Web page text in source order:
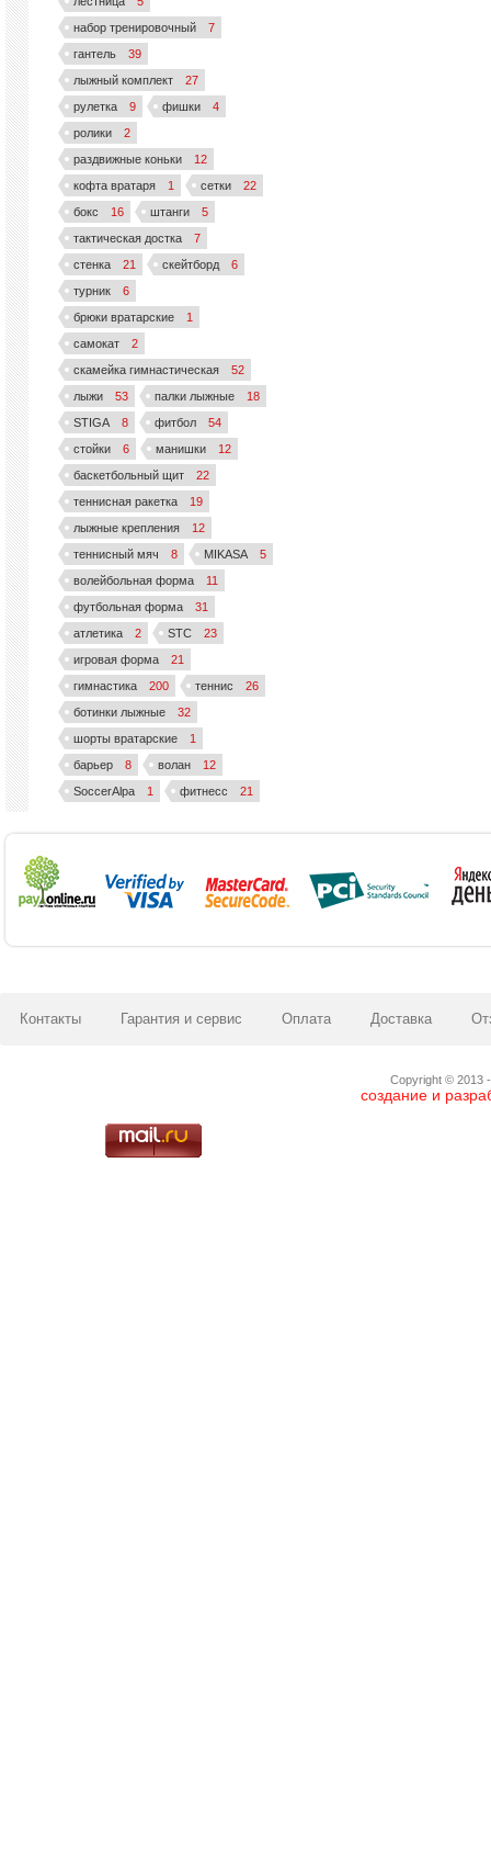
набор тренировочный
7
гантель
39
лыжный комплект
27
рулетка
9 фишки
4
ролики
2
раздвижные коньки
12
кофта вратаря
1 сетки
22
бокс
16 штанги
5
тактическая достка
7
стенка
21 скейтборд
6
турник
6
брюки вратарские
1
самокат
2
скамейка гимнастическая
52
лыжи
53 палки лыжные
18
STIGA
8 фитбол
54
стойки
6 манишки
12
баскетбольный щит
22
теннисная ракетка
19
лыжные крепления
12
теннисный мяч
8 MIKASA
5
волейбольная форма
11
футбольная форма
31
атлетика
2 STC
23
игровая форма
21
гимнастика
200 теннис
26
ботинки лыжные
32
шорты вратарские
1
барьер
8 волан
12
SoccerAlpa
1 фитнесс 21
Контакты Гарантия и сервис Оплата Доставка
Copyright © 2013
создание и